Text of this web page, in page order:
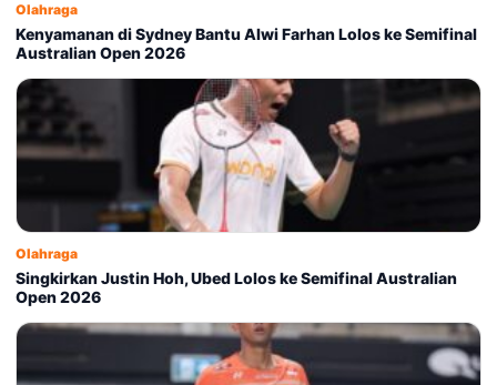
Olahraga
Kenyamanan di Sydney Bantu Alwi Farhan Lolos ke Semifinal
Australian Open 2026
Olahraga
Singkirkan Justin Hoh, Ubed Lolos ke Semifinal Australian
Open 2026